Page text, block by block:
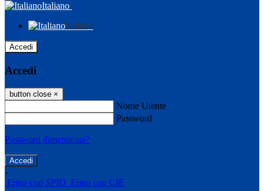
Italiano
Italiano
Accedi
Accedi
button close ×
Nome Utente
Password
Password dimenticata?
-
Entra con SPID Entra con CIE